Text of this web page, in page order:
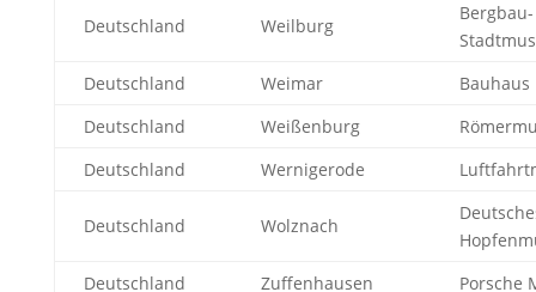
Deutschland Weilburg
Deutschland
Weimar
Deutschland
Weißenburg
Deutschland
Wernigerode
Deutschland Wolznach
Deutschland
Zuffenhausen
Porsche